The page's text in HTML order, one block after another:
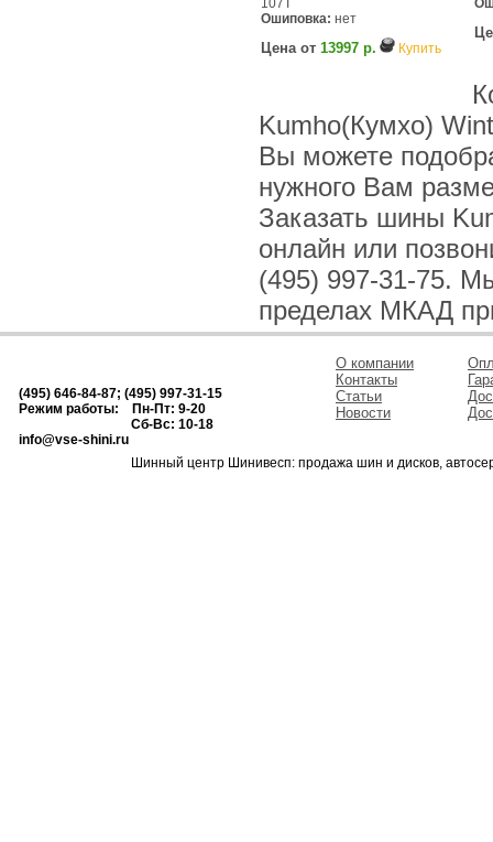
107T
Ошиповка: нет
Цена от 13997 р. Купить
Kumho(Кумхо)
Вы можете
нужного Вам
Заказать шины
онлайн или
(495) 997-31-75.
пределах МКАД
(495) 646-84-87; (495) 997-31-15
Режим работы: Пн-Пт: 9-20
Сб-Вс: 10-18
info@vse-shini.ru
О компании
Контакты
Статьи
Новости
Шинный центр Шинивесп: продажа шин и дисков,